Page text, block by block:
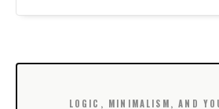
LOGIC, MINIMALISM, AND